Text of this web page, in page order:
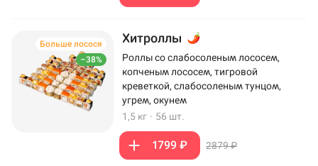
–38%
Больше лосося Хитроллы
Роллы со слабосоленым лососем,
копченым лососем, тигровой
креветкой, слабосоленым тунцом,
угрем, окунем
1,5 кг · 56 шт.
1799 ₽ 2879 ₽